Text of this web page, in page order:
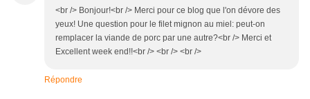
<br /> Bonjour!<br /> Merci pour ce blog que l'on dévore des
yeux! Une question pour le filet mignon au miel: peut-on
remplacer la viande de porc par une autre?<br /> Merci et
Excellent week end!!<br /> <br /> <br />
Répondre